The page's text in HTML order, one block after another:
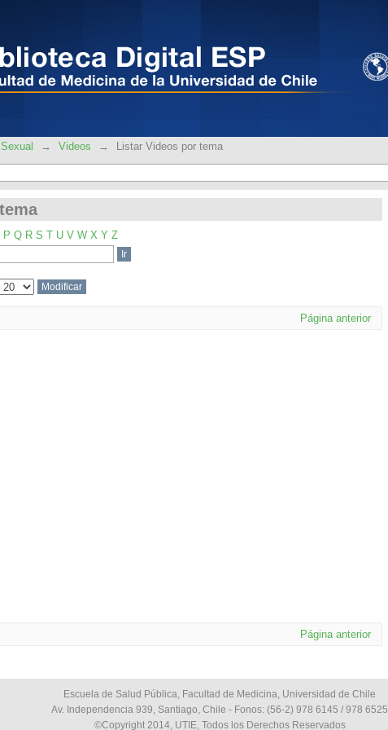
→ Videos → Listar Videos por tema
P Q R S T U V W X Y Z
Página anterior
Página anterior
Escuela de Salud Pública, Facultad de Medicina, Universidad de Chile
Av. Independencia 939, Santiago, Chile - Fonos: (56-2) 978 6145 / 978 6525
©Copyright 2014, UTIE, Todos los Derechos Reservados